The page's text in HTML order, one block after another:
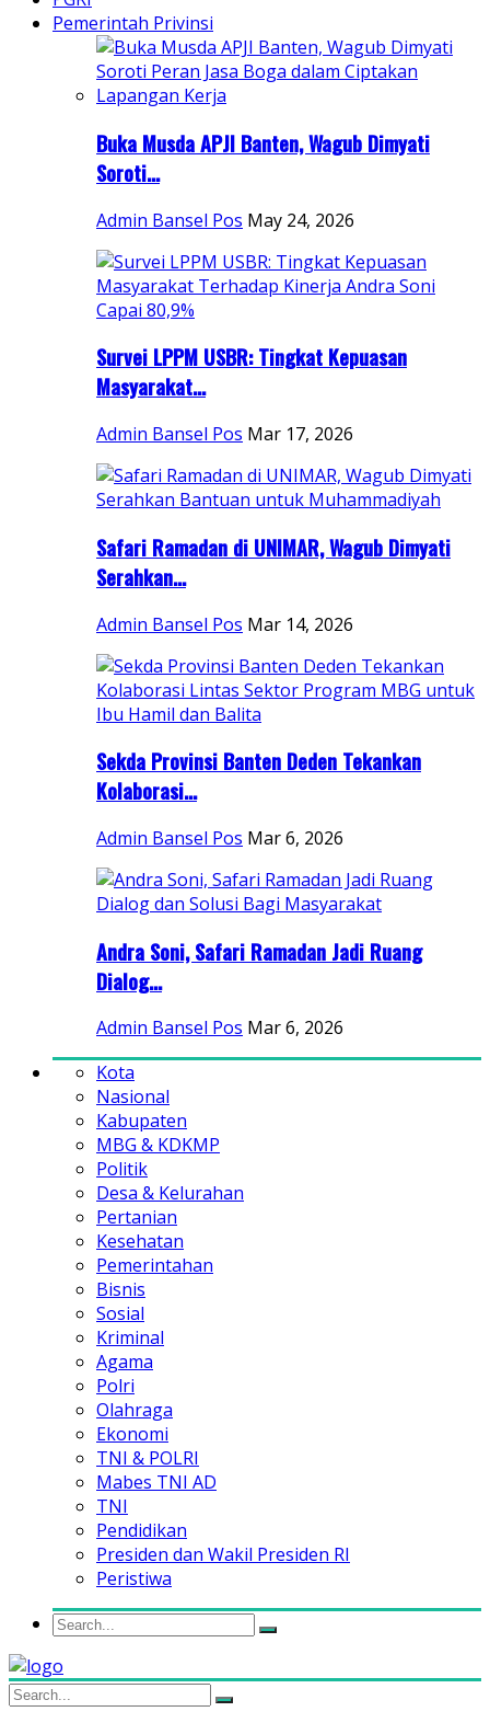
Pemerintah Privinsi
Buka Musda APJI Banten, Wagub Dimyati
Soroti...
Admin Bansel Pos May 24, 2026
Survei LPPM USBR: Tingkat Kepuasan
Masyarakat...
Admin Bansel Pos Mar 17, 2026
Safari Ramadan di UNIMAR, Wagub Dimyati
Serahkan...
Admin Bansel Pos Mar 14, 2026
Sekda Provinsi Banten Deden Tekankan
Kolaborasi...
Admin Bansel Pos Mar 6, 2026
Andra Soni, Safari Ramadan Jadi Ruang
Dialog...
Admin Bansel Pos Mar 6, 2026
Kota
Nasional
Kabupaten
MBG & KDKMP
Politik
Desa & Kelurahan
Pertanian
Kesehatan
Pemerintahan
Bisnis
Sosial
Kriminal
Agama
Polri
Olahraga
Ekonomi
TNI & POLRI
Mabes TNI AD
TNI
Pendidikan
Presiden dan Wakil Presiden RI
Peristiwa